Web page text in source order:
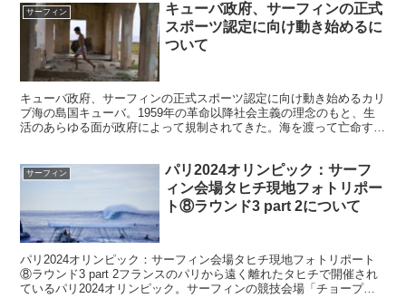
サーフィン
キューバ政府、サーフィンの正式
スポーツ認定に向け動き始めるに
ついて
キューバ政府、サーフィンの正式スポーツ認定に向け動き始めるカリ
ブ海の島国キューバ。1959年の革命以降社会主義の理念のもと、生
活のあらゆる面が政府によって規制されてきた。海を渡って亡命する
サーフィン
パリ2024オリンピック：サーフ
ィン会場タヒチ現地フォトリポー
ト⑧ラウンド3 part 2について
パリ2024オリンピック：サーフィン会場タヒチ現地フォトリポート
⑧ラウンド3 part 2フランスのパリから遠く離れたタヒチで開催され
ているパリ2024オリンピック。サーフィンの競技会場「チョープ